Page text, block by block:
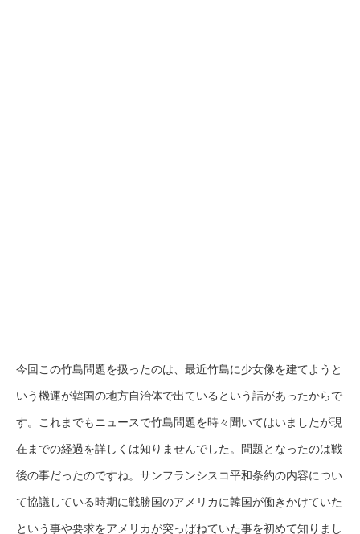
今回この竹島問題を扱ったのは、最近竹島に少女像を建てようと
いう機運が韓国の地方自治体で出ているという話があったからで
す。これまでもニュースで竹島問題を時々聞いてはいましたが現
在までの経過を詳しくは知りませんでした。問題となったのは戦
後の事だったのですね。サンフランシスコ平和条約の内容につい
て協議している時期に戦勝国のアメリカに韓国が働きかけていた
という事や要求をアメリカが突っぱねていた事を初めて知りまし